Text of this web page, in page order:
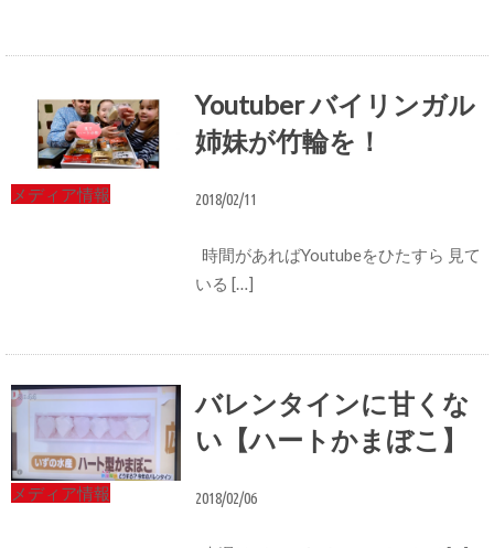
メディア情報
Youtuber バイリンガル
姉妹が竹輪を！
2018/02/11
時間があればYoutubeをひたすら 見て
いる […]
メディア情報
バレンタインに甘くな
い【ハートかまぼこ】
2018/02/06